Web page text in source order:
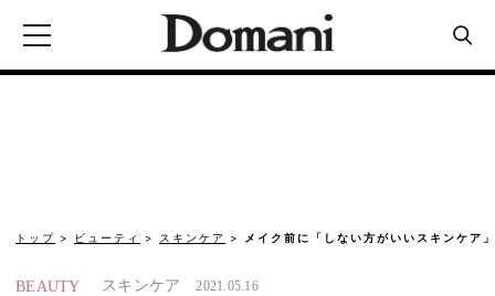
トップ ビューティ スキンケア メイク前に「しない方がいいスキンケア
BEAUTY スキンケア 2021.05.16